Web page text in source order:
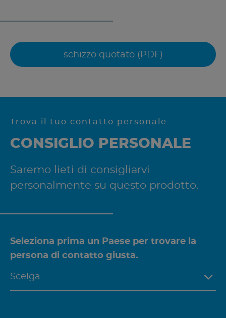
schizzo quotato (PDF)
Trova il tuo contatto personale
CONSIGLIO PERSONALE
Saremo lieti di consigliarvi
personalmente su questo prodotto.
Seleziona prima un Paese per trovare la
persona di contatto giusta.